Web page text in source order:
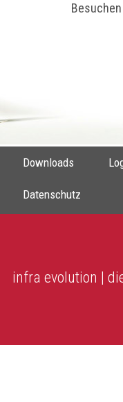
Downloads
Datenschutz
infra evolution |